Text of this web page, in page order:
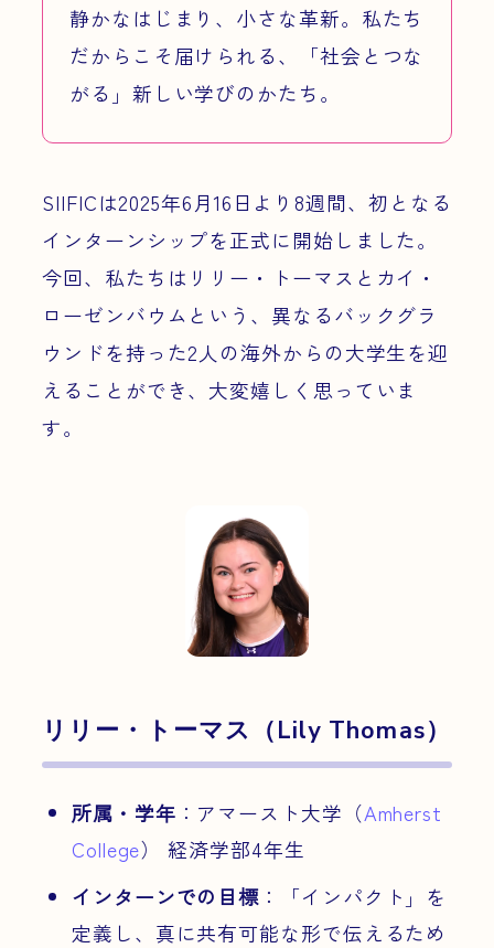
静かなはじまり、小さな革新。私たち
だからこそ届けられる、「社会とつな
がる」新しい学びのかたち。
SIIFICは2025年6月16日より8週間、初となる
インターンシップを正式に開始しました。
今回、私たちはリリー・トーマスとカイ・
ローゼンバウムという、異なるバックグラ
ウンドを持った2人の海外からの大学生を迎
えることができ、大変嬉しく思っていま
す。
リリー・トーマス（Lily Thomas）
所属・学年 ：アマースト大学（Amherst
College） 経済学部4年生
インターンでの目標 ：「インパクト」を
定義し、真に共有可能な形で伝えるため